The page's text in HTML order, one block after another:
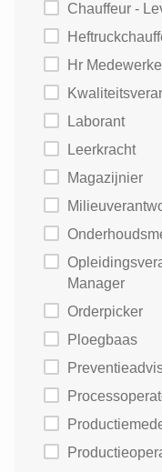
Chauffeur -
Hr
Laborant
Leerkracht
Magazijnier
Opleidingsverantwoordelijke / Hr
Manager
Orderpicker
Ploegbaas